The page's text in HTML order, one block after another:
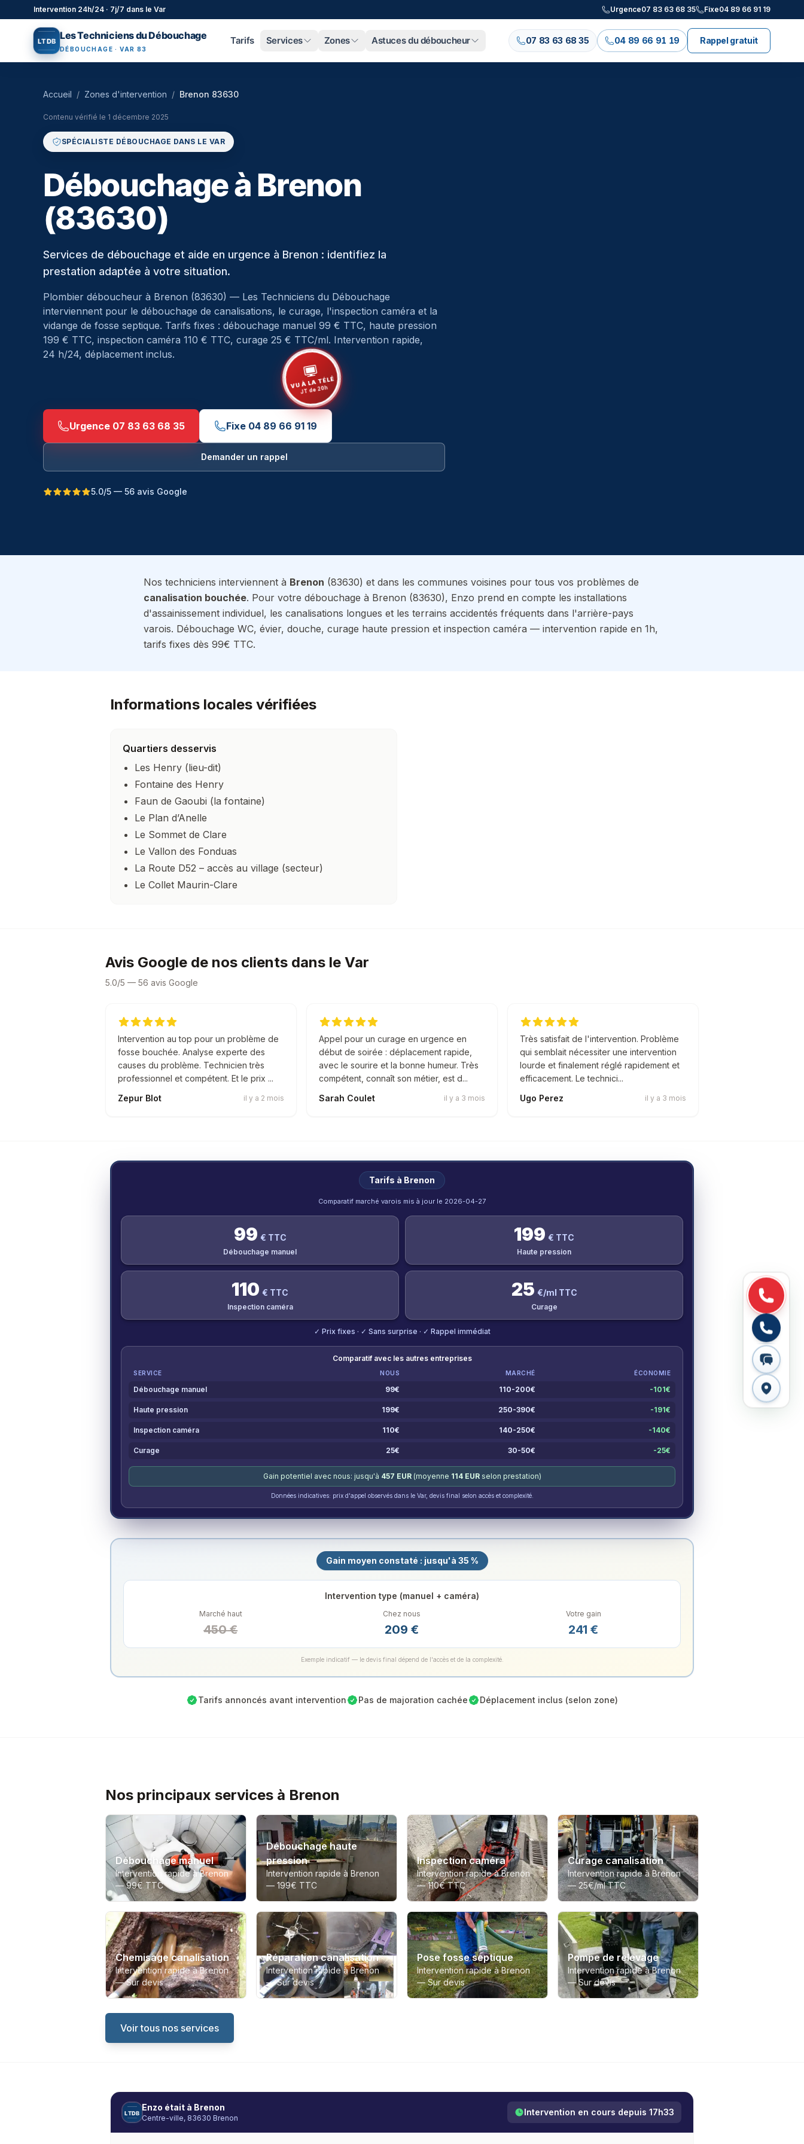
Aller au contenu principal
Intervention 24h/24 · 7j/7 dans le Var Urgence07 83 63 68 35 Fixe04 89 66 91 19
LTDB Les Techniciens du Débouchage
DÉBOUCHAGE · VAR 83
Tarifs Services Zones Astuces du déboucheur 07 83 63 68 35 04 89 66 91 19 Rappel gratuit
Accueil / Zones d'intervention / Brenon 83630
Contenu vérifié le 1 décembre 2025
SPÉCIALISTE DÉBOUCHAGE DANS LE VAR
Débouchage à Brenon
(83630)
Services de débouchage et aide en urgence à Brenon : identifiez la
prestation adaptée à votre situation.
Plombier déboucheur à Brenon (83630) — Les Techniciens du Débouchage
interviennent pour le débouchage de canalisations, le curage, l'inspection caméra et la
vidange de fosse septique. Tarifs fixes : débouchage manuel 99 € TTC, haute pression
199 € TTC, inspection caméra 110 € TTC, curage 25 € TTC/ml. Intervention rapide,
24 h/24, déplacement inclus.
Urgence 07 83 63 68 35 Fixe 04 89 66 91 19
VU À LA TÉLÉ
JT de 20h
Demander un rappel
5.0/5 — 56 avis Google
Nos techniciens interviennent à Brenon (83630) et dans les communes voisines pour tous vos problèmes de
canalisation bouchée. Pour votre débouchage à Brenon (83630), Enzo prend en compte les installations
d'assainissement individuel, les canalisations longues et les terrains accidentés fréquents dans l'arrière-pays
varois. Débouchage WC, évier, douche, curage haute pression et inspection caméra — intervention rapide en 1h,
tarifs fixes dès 99€ TTC.
Informations locales vérifiées
Quartiers desservis
Les Henry (lieu-dit)
Fontaine des Henry
Faun de Gaoubi (la fontaine)
Le Plan d’Anelle
Le Sommet de Clare
Le Vallon des Fonduas
La Route D52 – accès au village (secteur)
Le Collet Maurin-Clare
Avis Google de nos clients dans le Var
5.0/5 — 56 avis Google
Intervention au top pour un problème de
fosse bouchée. Analyse experte des
causes du problème. Technicien très
professionnel et compétent. Et le prix ...
Zepur Blot
il y a 2 mois
Appel pour un curage en urgence en
début de soirée : déplacement rapide,
avec le sourire et la bonne humeur. Très
compétent, connaît son métier, est d...
Sarah Coulet
il y a 3 mois
Très satisfait de l'intervention. Problème
qui semblait nécessiter une intervention
lourde et finalement réglé rapidement et
efficacement. Le technici...
Ugo Perez
il y a 3 mois
Tarifs à Brenon
Comparatif marché varois mis à jour le 2026-04-27
99 € TTC
Débouchage manuel
199 € TTC
Haute pression
110 € TTC
Inspection caméra
25 €/ml TTC
Curage
✓ Prix fixes · ✓ Sans surprise · ✓ Rappel immédiat
Comparatif avec les autres entreprises
SERVICE NOUS MARCHÉ ÉCONOMIE
Débouchage manuel 99€ 110-200€ -101€
Haute pression 199€ 250-390€ -191€
Inspection caméra 110€ 140-250€ -140€
Curage 25€ 30-50€ -25€
Gain potentiel avec nous: jusqu'à 457 EUR(moyenne 114EURselon prestation)
Données indicatives: prix d'appel observés dans le Var, devis final selon accès et complexité.
Gain moyen constaté : jusqu'à 35 %
Intervention type (manuel + caméra)
Marché haut
450€
Chez nous
209 €
Votre gain
241 €
Exemple indicatif — le devis final dépend de l'accès et de la complexité.
Tarifs annoncés avant intervention Pas de majoration cachée Déplacement inclus (selon zone)
Nos principaux services à Brenon
Débouchage manuel
Intervention rapide à Brenon
—99€ TTC
Débouchage haute
pression
Intervention rapide à Brenon
— 199€ TTC
Inspection caméra
Intervention rapide à Brenon
—110€ TTC
Curage canalisation
Intervention rapide à Brenon
—25€/ml TTC
Chemisage canalisation
Intervention rapide à Brenon
—Sur devis
Réparation canalisation
Intervention rapide à Brenon
—Sur devis
Pose fosse septique
Intervention rapide à Brenon
—Sur devis
Pompe de relevage
Intervention rapide à Brenon
—Sur devis
Voir tous nos services
LTDB
Enzo était à Brenon
Centre-ville, 83630 Brenon
Intervention en cours depuis 17h33